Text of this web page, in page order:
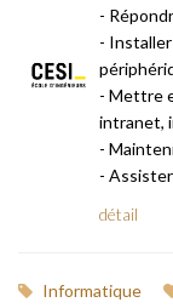
-
-
- Mettre
intranet,
-
-
détail
Informatique